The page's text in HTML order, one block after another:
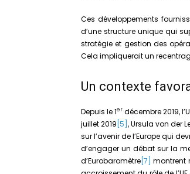
Ces développements
d’une structure unique qui
stratégie et gestion des
Cela impliquerait un
Un contexte
Depuis le 1er décembre 2019,
juillet 2019 [5] , Ursula von der
sur l’avenir de l’Europe qui
d’engager un débat sur la
d’Eurobaromètre [7] montrent